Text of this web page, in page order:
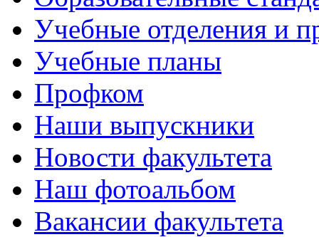
Учебные отделения и
Учебные планы
Профком
Наши выпускники
Новости факультета
Наш фотоальбом
Вакансии факультета